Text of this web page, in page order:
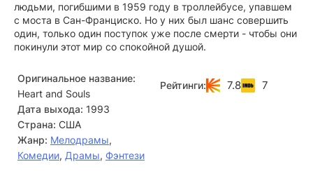
людьми, погибшими в 1959 году в троллейбусе, упавшем
с моста в Сан-Франциско. Но у них был шанс совершить
один, только один поступок уже после смерти - чтобы они
покинули этот мир со спокойной душой.
Оригинальное название:
Heart and Souls
Дата выхода: 1993
Страна: США
Жанр: Мелодрамы,
Комедии, Драмы, Фэнтези
Рейтинги: 7.8 7